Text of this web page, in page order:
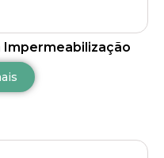
Impermeabilização